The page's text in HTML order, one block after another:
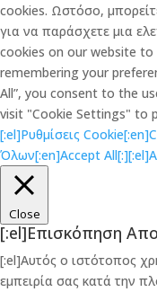
cookies. Ωστόσο,
για να παράσχετε μια
cookies on our website
remembering your
All”, you consent to the
visit "Cookie Settings" to
[:el]Ρυθμίσεις
Όλων[:en]Accept All[:]
Close
[:el]Επισκόπηση
[:el]Αυτός ο ιστότοπος
εμπειρία σας κατά την